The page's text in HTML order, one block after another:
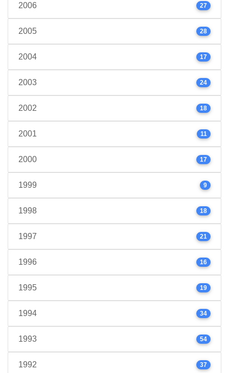
2006 27
2005 28
2004 17
2003 24
2002 18
2001 11
2000 17
1999 9
1998 18
1997 21
1996 16
1995 19
1994 34
1993 54
1992 37